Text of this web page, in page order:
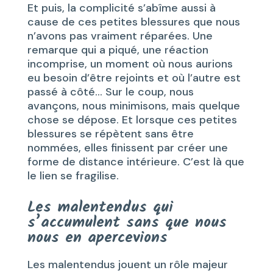
Et puis, la complicité s’abîme aussi à
cause de ces petites blessures que nous
n’avons pas vraiment réparées. Une
remarque qui a piqué, une réaction
incomprise, un moment où nous aurions
eu besoin d’être rejoints et où l’autre est
passé à côté… Sur le coup, nous
avançons, nous minimisons, mais quelque
chose se dépose. Et lorsque ces petites
blessures se répètent sans être
nommées, elles finissent par créer une
forme de distance intérieure. C’est là que
le lien se fragilise.
Les malentendus qui
s’accumulent sans que nous
nous en apercevions
Les malentendus jouent un rôle majeur